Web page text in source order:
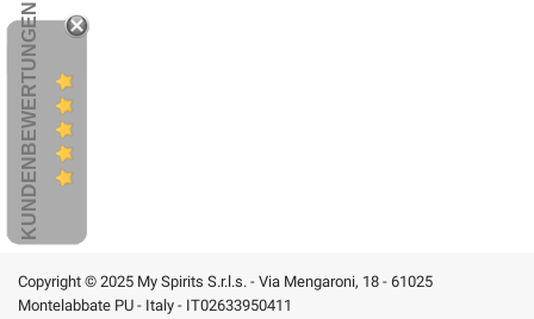
KUNDENBEWERTUNGEN
Copyright © 2025 My Spirits S.r.l.s. - Via Mengaroni, 18 - 61025
Montelabbate PU - Italy - IT02633950411